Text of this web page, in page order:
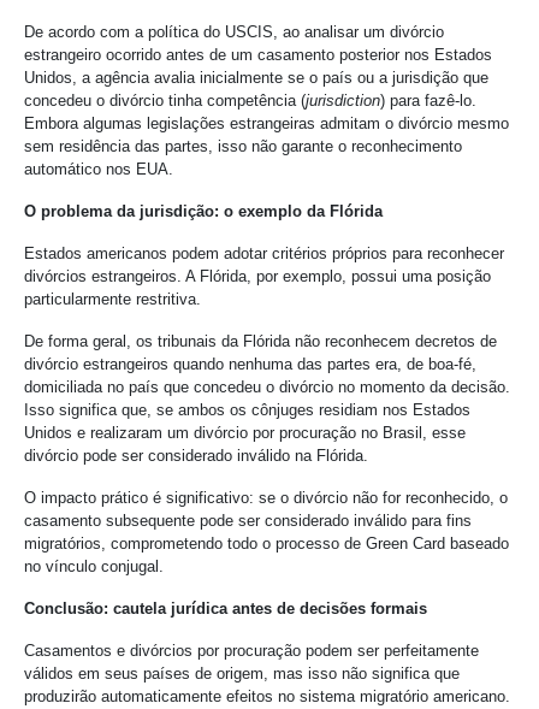
De acordo com a política do USCIS, ao analisar um divórcio
estrangeiro ocorrido antes de um casamento posterior nos Estados
Unidos, a agência avalia inicialmente se o país ou a jurisdição que
concedeu o divórcio tinha competência (jurisdiction) para fazê-lo.
Embora algumas legislações estrangeiras admitam o divórcio mesmo
sem residência das partes, isso não garante o reconhecimento
automático nos EUA.
O problema da jurisdição: o exemplo da Flórida
Estados americanos podem adotar critérios próprios para reconhecer
divórcios estrangeiros. A Flórida, por exemplo, possui uma posição
particularmente restritiva.
De forma geral, os tribunais da Flórida não reconhecem decretos de
divórcio estrangeiros quando nenhuma das partes era, de boa-fé,
domiciliada no país que concedeu o divórcio no momento da decisão.
Isso significa que, se ambos os cônjuges residiam nos Estados
Unidos e realizaram um divórcio por procuração no Brasil, esse
divórcio pode ser considerado inválido na Flórida.
O impacto prático é significativo: se o divórcio não for reconhecido, o
casamento subsequente pode ser considerado inválido para fins
migratórios, comprometendo todo o processo de Green Card baseado
no vínculo conjugal.
Conclusão: cautela jurídica antes de decisões formais
Casamentos e divórcios por procuração podem ser perfeitamente
válidos em seus países de origem, mas isso não significa que
produzirão automaticamente efeitos no sistema migratório americano.